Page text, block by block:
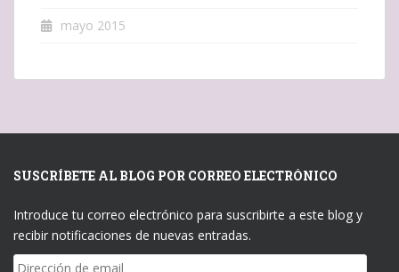
mayo 2015
SUSCRÍBETE AL BLOG POR CORREO ELECTRÓNICO
Introduce tu correo electrónico para suscribirte a este blog y
recibir notificaciones de nuevas entradas.
Dirección